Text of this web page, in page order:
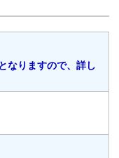
なりますので、詳し